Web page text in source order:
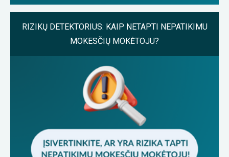
RIZIKŲ DETEKTORIUS: KAIP NETAPTI NEPATIKIMU
MOKESČIŲ MOKĖTOJU?